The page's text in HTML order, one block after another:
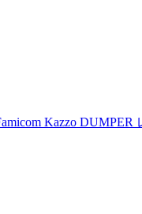
Kazzo DUMPER